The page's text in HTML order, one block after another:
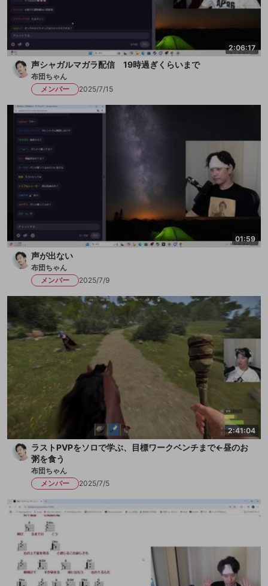
2:06:17
声シャガルマガラ配信 19時過ぎくらいまで
布団ちゃん
メンバー
2025/7/15
01:59
声が出ない
布団ちゃん
メンバー
2025/7/9
2:41:04
ラストPVPをソロで学ぶ、目標ワークベンチまで←昼のお
粥を食う
布団ちゃん
メンバー
2025/7/5